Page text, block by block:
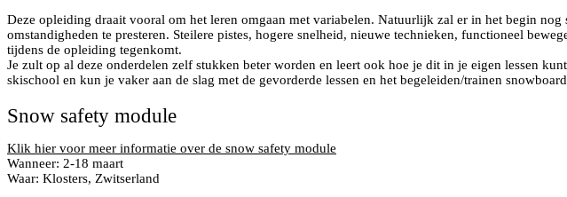
Deze opleiding draait vooral om het leren omgaan met variabelen. Natuurlijk zal er in het begin
omstandigheden te presteren. Steilere pistes, hogere snelheid, nieuwe technieken, functioneel
tijdens de opleiding tegenkomt.
Je zult op al deze onderdelen zelf stukken beter worden en leert ook hoe je dit in je eigen lessen
skischool en kun je vaker aan de slag met de gevorderde lessen en het begeleiden/trainen
Snow safety module
Klik hier voor meer informatie over de snow safety module
Wanneer: 2-18 maart
Waar: Klosters, Zwitserland